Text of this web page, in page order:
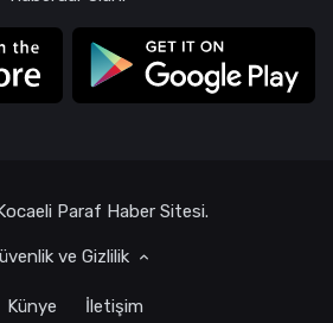
Paraf Haber Sitesi.
ve Gizlilik
Künye İletişim